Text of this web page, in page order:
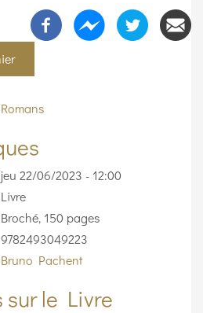
Romans
jeu 22/06/2023 - 12:00
Livre
Broché, 150 pages
9782493049223
Bruno Pachent
sur le Livre